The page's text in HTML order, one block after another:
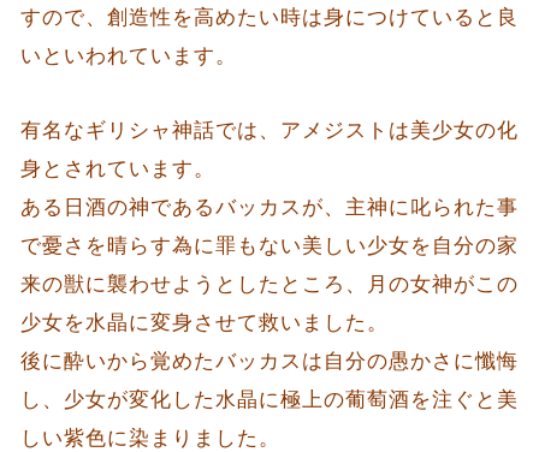
すので、創造性を高めたい時は身につけていると良
いといわれています。
有名なギリシャ神話では、アメジストは美少女の化
身とされています。
ある日酒の神であるバッカスが、主神に叱られた事
で憂さを晴らす為に罪もない美しい少女を自分の家
来の獣に襲わせようとしたところ、月の女神がこの
少女を水晶に変身させて救いました。
後に酔いから覚めたバッカスは自分の愚かさに懺悔
し、少女が変化した水晶に極上の葡萄酒を注ぐと美
しい紫色に染まりました。